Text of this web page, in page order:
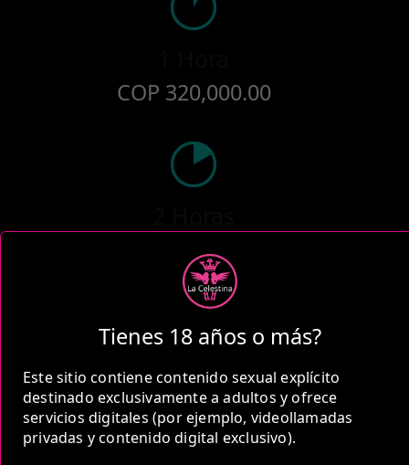
Tienes 18 años o más?
Este sitio contiene contenido sexual explícito
destinado exclusivamente a adultos y ofrece
servicios digitales (por ejemplo, videollamadas
privadas y contenido digital exclusivo).
COP 320,000.00
COP 500,000.00
5 Horas
COP 920,000.00